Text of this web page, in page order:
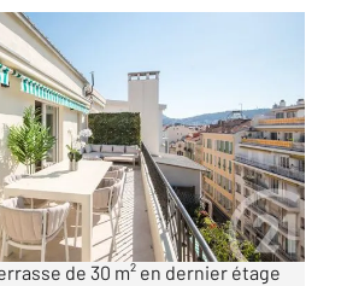
F3 à vendre
€
d'Or à Nice, appartement 3
de 30 m² en dernier étage